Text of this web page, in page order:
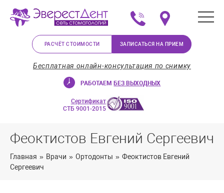
+375 (29) 623-72-37
Мы на карте в
РАСЧЁТ СТОИМОСТИ ЗАПИСАТЬСЯ НА ПРИЕМ
Бесплатная онлайн-консультация по снимку
Сертификат
СТБ 9001-2015
РАБОТАЕМБЕЗ ВЫХОДНЫХ
Феоктистов Евгений Сергеевич
Главная » Врачи » Ортодонты » Феоктистов Евгений
Сергеевич